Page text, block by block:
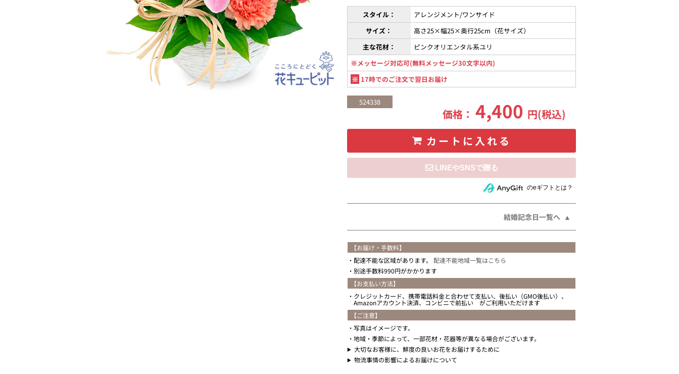
スタイル：
アレンジメント/ワンサイド
サイズ：
高さ25×幅25×奥行25cm（花サイズ）
主な花材：
ピンクオリエンタル系ユリ
※メッセージ対応可(無料メッセージ30文字以内)
※ 17時でのご注文で翌日お届け
524338
価格：4,400 円(税込)
カートに入れる
住所を知らない相手にeギフトで贈るのeギフトとは？
結婚記念日一覧へ
【お届け・手数料】
配達不能な区域があります。 配達不能地域一覧はこちら
別途手数料990円がかかります
【お支払い方法】
クレジットカード、携帯電話料金と合わせて支払い、後払い（GMO後払い）、
Amazonアカウント決済、コンビニで前払い がご利用いただけます
【ご注意】
写真はイメージです。
地域・季節によって、一部花材・花器等が異なる場合がございます。
大切なお客様に、鮮度の良いお花をお届けするために
物流事情の影響によるお届けについて